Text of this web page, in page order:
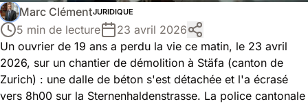
Marc ClémentJURIDIQUE
5 min de lecture
23 avril 2026
Un ouvrier de 19 ans a perdu la vie ce matin, le 23 avril
2026, sur un chantier de démolition à Stäfa (canton de
Zurich) : une dalle de béton s'est détachée et l'a écrasé
vers 8h00 sur la Sternenhaldenstrasse. La police cantonale